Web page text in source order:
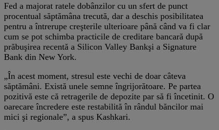
Fed a majorat ratele dobânzilor cu un sfert de punct
procentual săptămâna trecută, dar a deschis posibilitatea
pentru a întrerupe creşterile ulterioare până când va fi clar
cum se pot schimba practicile de creditare bancară după
prăbuşirea recentă a Silicon Valley Bankşi a Signature
Bank din New York.
„În acest moment, stresul este vechi de doar câteva
săptămâni. Există unele semne îngrijorătoare. Pe partea
pozitivă este că retragerile de depozite par să fi încetinit. O
oarecare încredere este restabilită în rândul băncilor mai
mici şi regionale”, a spus Kashkari.